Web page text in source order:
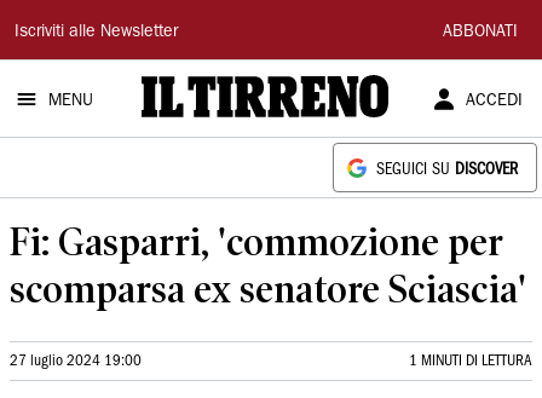
Il
Tirreno
Iscriviti alle Newsletter ABBONATI
MENU ACCEDI
SEGUICI SU DISCOVER
Fi: Gasparri, 'commozione per
scomparsa ex senatore Sciascia'
27 luglio 2024 19:00 1 MINUTI DI LETTURA